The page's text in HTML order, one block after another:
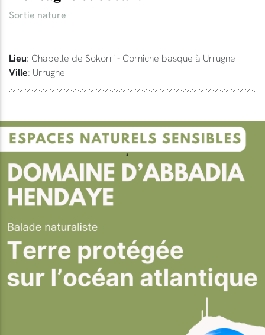
Sortie nature
Lieu: Chapelle de Sokorri - Corniche basque à Urrugne
Ville: Urrugne